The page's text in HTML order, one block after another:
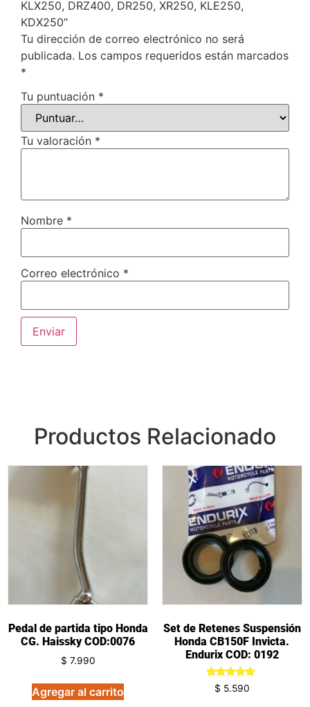
KLX250, DRZ400, DR250, XR250, KLE250,
KDX250”
Tu dirección de correo electrónico no será
publicada. Los campos requeridos están marcados
*
Tu puntuación *
Tu valoración *
Nombre *
Correo electrónico *
Productos Relacionado
Pedal de partida tipo Honda
CG. Haissky COD:0076
$ 7.990
Agregar al carrito
Set de Retenes Suspensión
Honda CB150F Invicta.
Endurix COD: 0192
Valorado
en
$ 5.590